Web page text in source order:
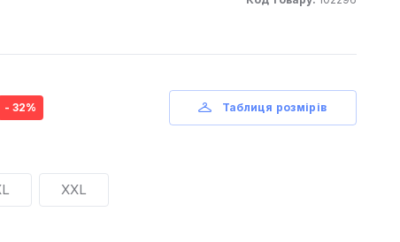
- 32% Таблиця розмірів
XXL